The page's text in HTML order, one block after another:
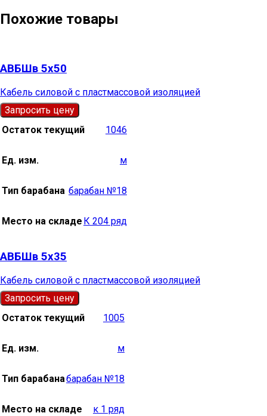
Похожие товары
АВБШв 5х50
Кабель силовой с пластмассовой изоляцией
Запросить цену
Остаток текущий
1046
Ед. изм. м
Тип барабана барабан №18
Место на складе К 204 ряд
АВБШв 5х35
Кабель силовой с пластмассовой изоляцией
Запросить цену
Остаток текущий
1005
Ед. изм. м
Тип барабанабарабан №18
Место на складе к 1 ряд